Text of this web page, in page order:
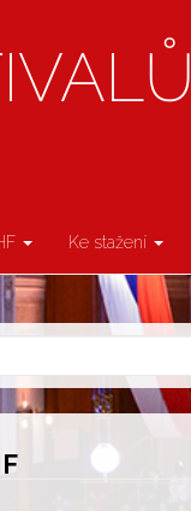
Ke stažení